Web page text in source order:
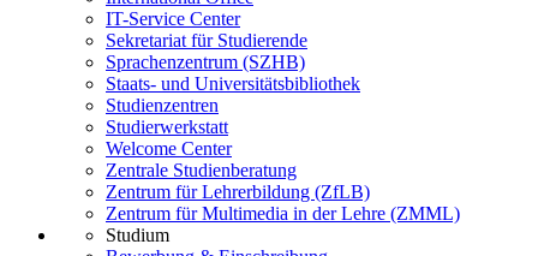
IT-Service Center
Sekretariat für Studierende
Sprachenzentrum (SZHB)
Staats- und Universitätsbibliothek
Studienzentren
Studierwerkstatt
Welcome Center
Zentrale Studienberatung
Zentrum für Lehrerbildung (ZfLB)
Zentrum für Multimedia in der Lehre (ZMML)
Studium